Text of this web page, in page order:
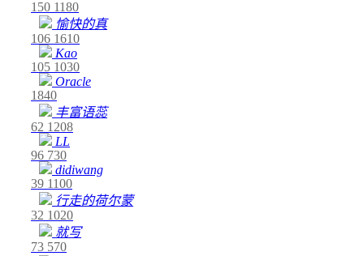
150 1180
愉快的真
106 1610
Kao
105 1030
Oracle
1840
丰富语蕊
62 1208
LL
96 730
didiwang
39 1100
行走的荷尔蒙
32 1020
就写
73 570